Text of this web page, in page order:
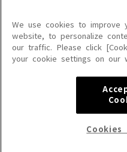
このサイトに掲載されている一切の文章
問わず、著作権法の定める範囲を超えて
禁じます。
楽曲及びコンテンツは、端末や配信状況
楽曲によりMYリスト保存ができない場合
6602250213Y31015
NexTone許諾番号
ID000002945
We use cookies to improve
website, to personalize
our traffic. Please click
your cookie settings on our
Cookies